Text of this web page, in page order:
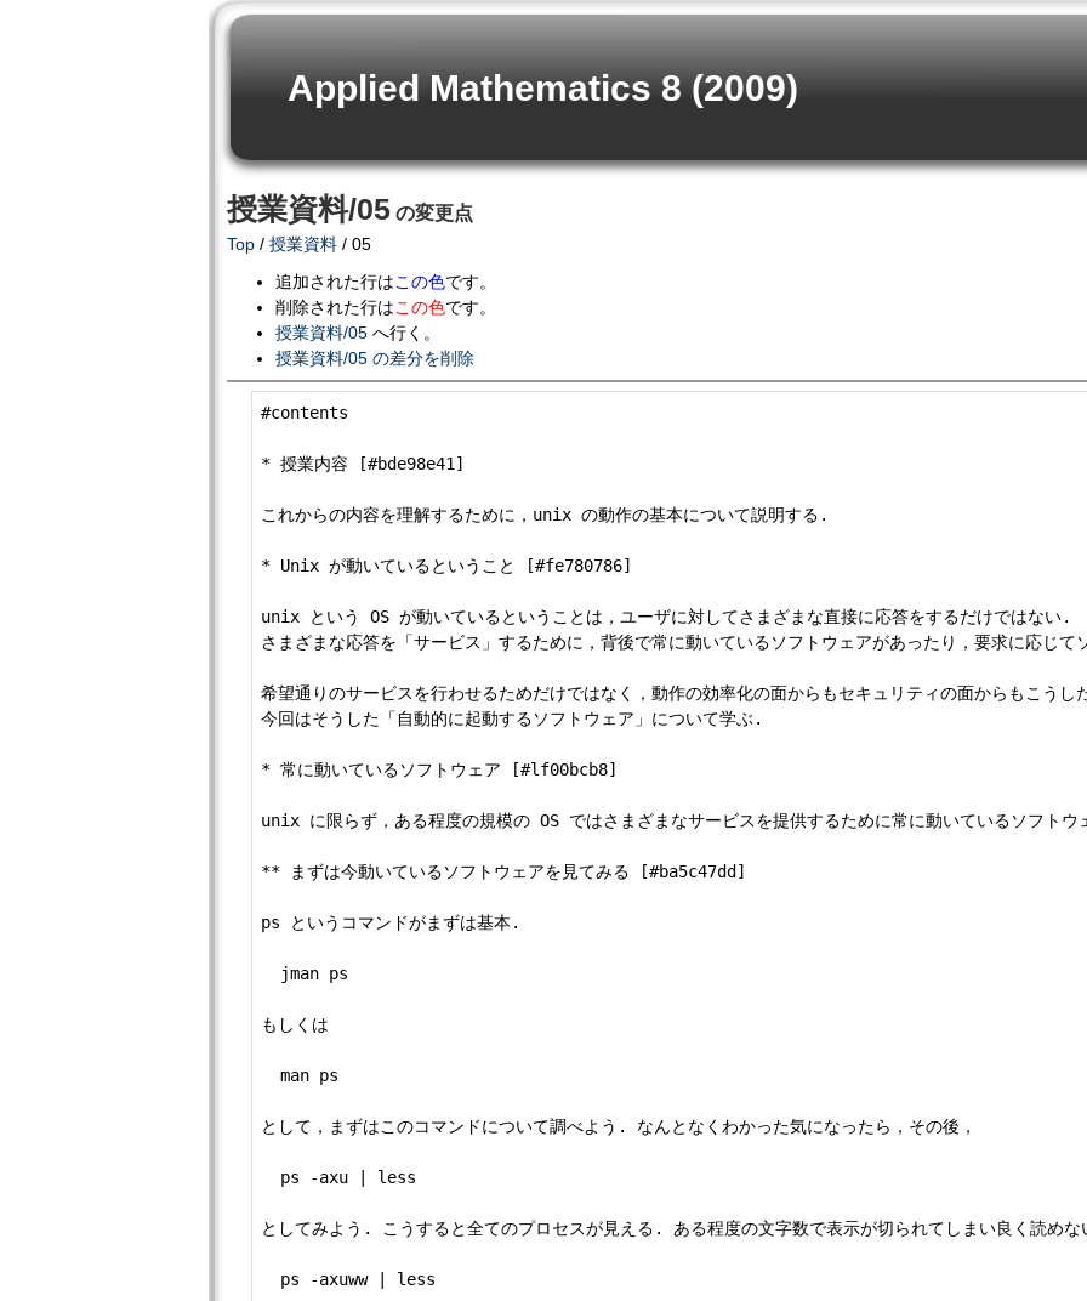
Applied Mathematics 8 (2009)
授業資料/05 の変更点
Top / 授業資料 / 05
追加された行はこの色です。
削除された行はこの色です。
授業資料/05 へ行く。
授業資料/05 の差分を削除
#contents
* 授業内容 [#bde98e41]
これからの内容を理解するために，unix の動作の基本について説明する.
* Unix が動いているということ [#fe780786]
unix という OS が動いているということは，ユーザに対してさまざまな直接に応答をするだけではない.
さまざまな応答を「サービス」するために，背後で常に動いているソフトウェアがあったり，要求に応じ
希望通りのサービスを行わせるためだけではなく，動作の効率化の面からもセキュリティの面からもこうし
今回はそうした「自動的に起動するソフトウェア」について学ぶ.
* 常に動いているソフトウェア [#lf00bcb8]
unix に限らず，ある程度の規模の OS ではさまざまなサービスを提供するために常に動いているソフトウ
** まずは今動いているソフトウェアを見てみる [#ba5c47dd]
ps というコマンドがまずは基本.
  jman ps
もしくは
  man ps
として，まずはこのコマンドについて調べよう. なんとなくわかった気になったら，その後，
  ps -axu | less
としてみよう. こうすると全てのプロセスが見える. ある程度の文字数で表示が切られてしまい良く読めな
  ps -axuww | less